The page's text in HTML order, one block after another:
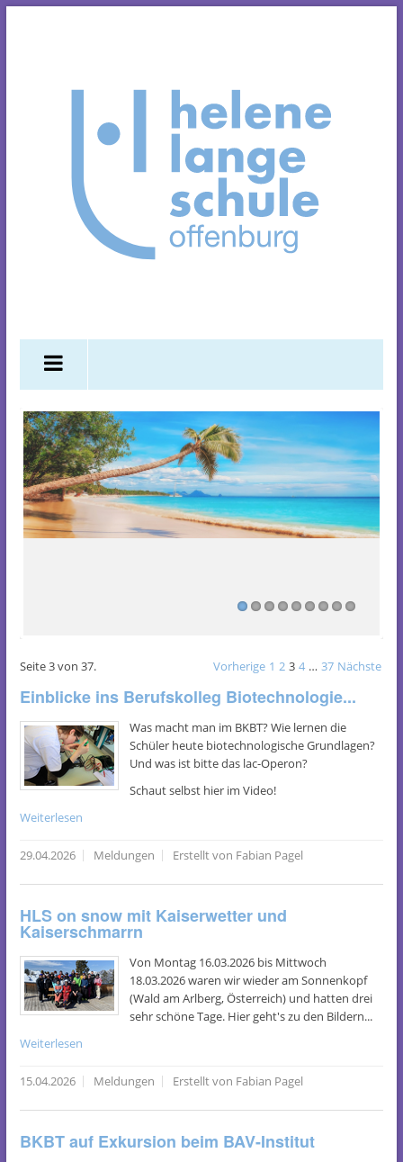
Seite 3 von 37. Vorherige 1 2 3 4 … 37 Nächste
Einblicke ins Berufskolleg Biotechnologie...
Was macht man im BKBT? Wie lernen die
Schüler heute biotechnologische Grundlagen?
Und was ist bitte das lac-Operon?
Schaut selbst hier im Video!
Weiterlesen
29.04.2026 Meldungen Erstellt von Fabian Pagel
HLS on snow mit Kaiserwetter und
Kaiserschmarrn
Von Montag 16.03.2026 bis Mittwoch
18.03.2026 waren wir wieder am Sonnenkopf
(Wald am Arlberg, Österreich) und hatten drei
sehr schöne Tage. Hier geht's zu den Bildern...
Weiterlesen
15.04.2026 Meldungen Erstellt von Fabian Pagel
BKBT auf Exkursion beim BAV-Institut